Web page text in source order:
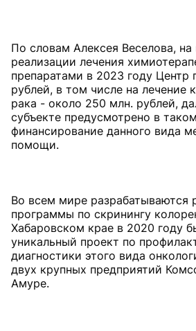
По словам Алексея Веселова, на
реализации лечения
препаратами в 2023 году Центр
рублей, в том числе на лечение
рака - около 250 млн. рублей,
субъекте предусмотрено в
финансирование данного вида
помощи.
Во всем мире разрабатываются
программы по скринингу
Хабаровском крае в 2020 году
уникальный проект по
диагностики этого вида
двух крупных предприятий
Амуре.